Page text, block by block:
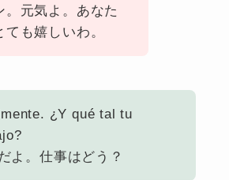
。元気よ。あなた
も嬉しいわ。
¿Y qué tal tu
よ。仕事はどう？